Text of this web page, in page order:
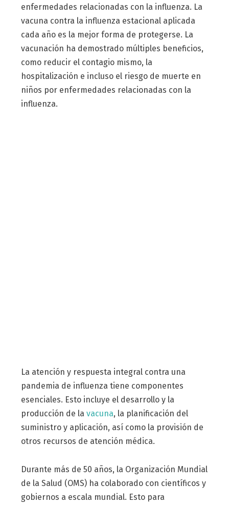
enfermedades relacionadas con la influenza. La
vacuna contra la influenza estacional aplicada
cada año es la mejor forma de protegerse. La
vacunación ha demostrado múltiples beneficios,
como reducir el contagio mismo, la
hospitalización e incluso el riesgo de muerte en
niños por enfermedades relacionadas con la
influenza.
La atención y respuesta integral contra una
pandemia de influenza tiene componentes
esenciales. Esto incluye el desarrollo y la
producción de la vacuna, la planificación del
suministro y aplicación, así como la provisión de
otros recursos de atención médica.
Durante más de 50 años, la Organización Mundial
de la Salud (OMS) ha colaborado con científicos y
gobiernos a escala mundial. Esto para